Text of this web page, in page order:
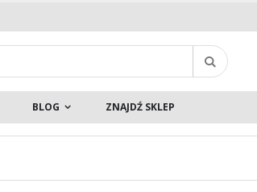
Szukaj
BLOG ZNAJDŹ SKLEP